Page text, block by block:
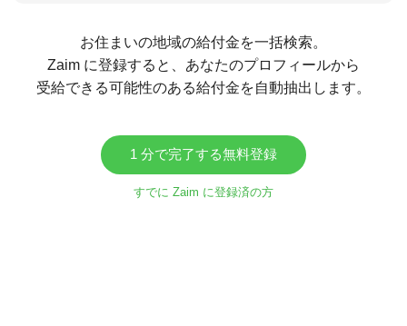
お住まいの地域の給付金を一括検索。
Zaim に登録すると、あなたのプロフィールから
受給できる可能性のある給付金を自動抽出します。
1 分で完了する無料登録
すでに Zaim に登録済の方